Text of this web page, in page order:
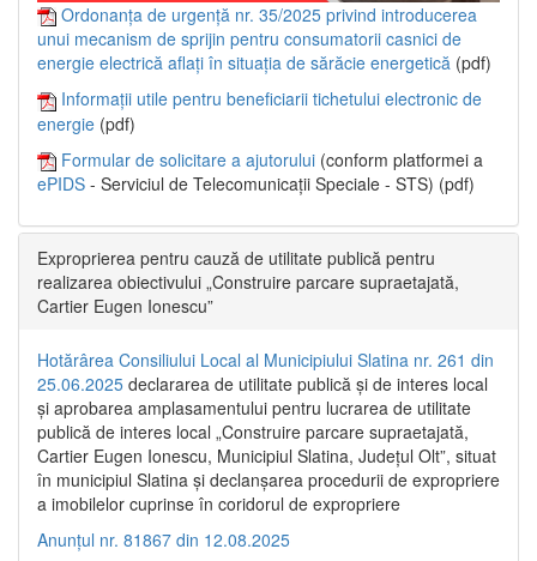
Ordonanța de urgență nr. 35/2025 privind introducerea
unui mecanism de sprijin pentru consumatorii casnici de
energie electrică aflați în situația de sărăcie energetică (pdf)
Informații utile pentru beneficiarii tichetului electronic de
energie (pdf)
Formular de solicitare a ajutorului (conform platformei a
ePIDS - Serviciul de Telecomunicații Speciale - STS) (pdf)
Exproprierea pentru cauză de utilitate publică pentru
realizarea obiectivului „Construire parcare supraetajată,
Cartier Eugen Ionescu”
Hotărârea Consiliului Local al Municipiului Slatina nr. 261 din
25.06.2025 declararea de utilitate publică și de interes local
și aprobarea amplasamentului pentru lucrarea de utilitate
publică de interes local „Construire parcare supraetajată,
Cartier Eugen Ionescu, Municipiul Slatina, Județul Olt”, situat
în municipiul Slatina și declanșarea procedurii de expropriere
a imobilelor cuprinse în coridorul de expropriere
Anunțul nr. 81867 din 12.08.2025